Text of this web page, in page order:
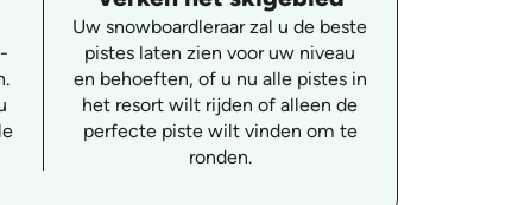
Uw snowboardleraar zal u de beste
pistes laten zien voor uw niveau
en behoeften, of u nu alle pistes in
het resort wilt rijden of alleen de
perfecte piste wilt vinden om te
ronden.